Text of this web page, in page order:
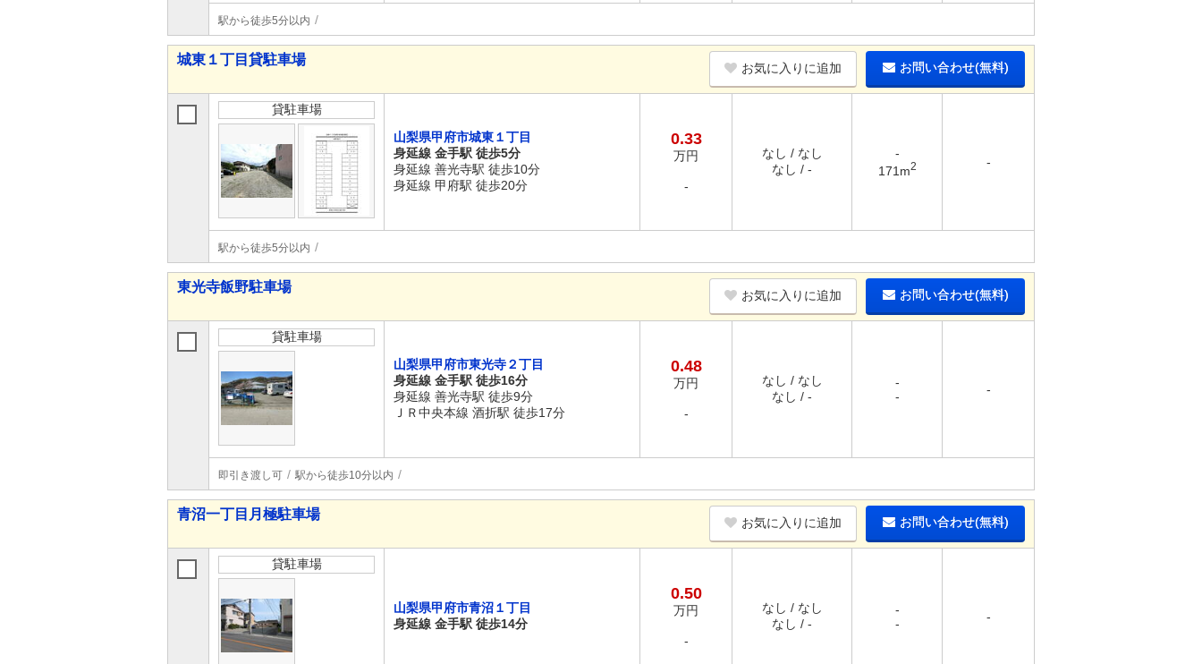
駅から徒歩5分以内
城東１丁目貸駐車場
お気に入りに追加 お問い合わせ(無料)
貸駐車場
山梨県甲府市城東１丁目
身延線 金手駅 徒歩5分
身延線 善光寺駅 徒歩10分
身延線 甲府駅 徒歩20分
0.33
万円
-
なし / なし
なし / -
-
171m2 -
駅から徒歩5分以内
東光寺飯野駐車場
お気に入りに追加 お問い合わせ(無料)
貸駐車場
山梨県甲府市東光寺２丁目
身延線 金手駅 徒歩16分
身延線 善光寺駅 徒歩9分
ＪＲ中央本線 酒折駅 徒歩17分
0.48
万円
-
なし / なし
なし / -
-
-
-
即引き渡し可 駅から徒歩10分以内
青沼一丁目月極駐車場
お気に入りに追加 お問い合わせ(無料)
貸駐車場
山梨県甲府市青沼１丁目
身延線 金手駅 徒歩14分
0.50
万円
-
なし / なし
なし / -
-
-
-